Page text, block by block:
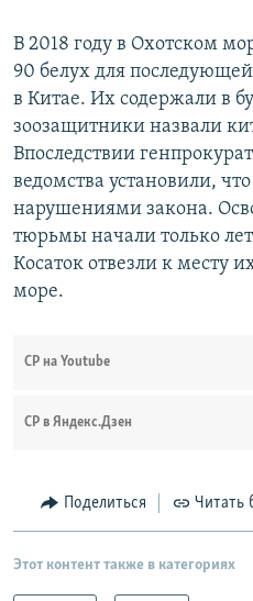
В 2018 году в Охотском
90 белух для
в Китае. Их содержали в
зоозащитники назвали
Впоследствии
ведомства установили,
нарушениями закона.
тюрьмы начали только
Косаток отвезли к месту
море.
СР на Youtube
СР в Яндекс.Дзен
Поделиться Читать
Этот контент также в категориях